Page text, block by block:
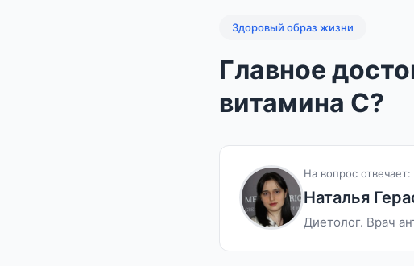
Здоровый образ жизни
Главное
витамина С?
На вопрос отвечает:
Наталья
Диетолог. Врач